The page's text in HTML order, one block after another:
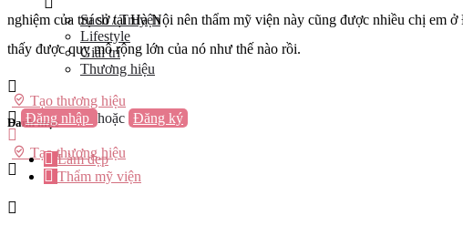
Sách / Truyện
Lifestyle
Giải trí
Thương hiệu
Tạo thương hiệu
Đăng nhập hoặc Đăng ký
Tạo thương hiệu
nghiệm của trụ sở tại Hà Nội nên thẩm mỹ viện này cũng được nhiều chị em
thấy được quy mô rộng lớn của nó như thế nào rồi.
Danh mục
Làm đẹp
Thẩm mỹ viện